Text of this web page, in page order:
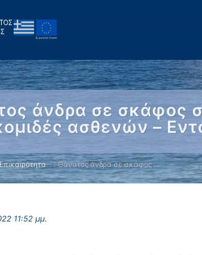
άνδρα σε σκάφος
ασθενών –
Επικαιρότητα Θάνατος άνδρα σε σκάφος …
11:52 μμ.